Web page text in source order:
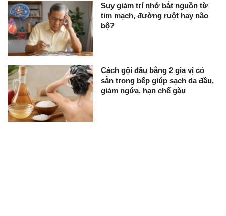
Suy giảm trí nhớ bắt nguồn từ
tim mạch, đường ruột hay não
bộ?
Cách gội đầu bằng 2 gia vị có
sẵn trong bếp giúp sạch da đầu,
giảm ngứa, hạn chế gàu